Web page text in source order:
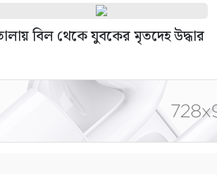
বিল থেকে যুবকের মৃতদেহ উদ্ধার